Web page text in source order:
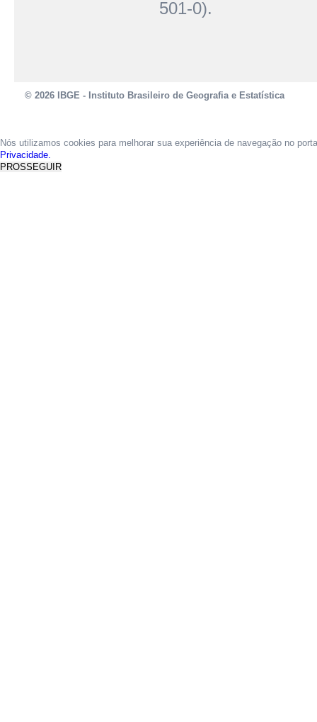
501-0).
© 2026 IBGE - Instituto Brasileiro de Geografia e Estatística
Nós utilizamos cookies para melhorar sua experiência de navegação no
Privacidade.
PROSSEGUIR